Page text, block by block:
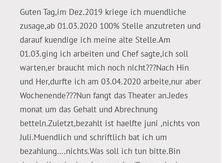
Guten Tag,im Dez.2019 kriege ich muendliche
zusage,ab 01.03.2020 100% Stelle anzutreten und
darauf kuendige ich meine alte Stelle.Am
01.03.ging ich arbeiten und Chef sagte,ich soll
warten,er braucht mich noch nicht???Nach Hin
und Her,durfte ich am 03.04.2020 arbeite,nur aber
Wochenende???Nun fangt das Theater an.Jedes
monat um das Gehalt und Abrechnung
betteln.Zuletzt,bezahlt ist haelfte juni ,nichts von
Juli.Muendlich und schriftlich bat ich um
bezahlung….nichts.Was soll ich tun bitte.Bin